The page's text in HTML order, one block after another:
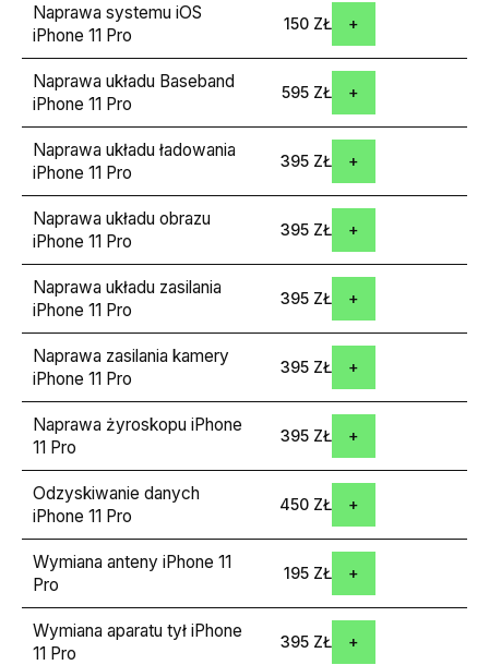
Naprawa systemu iOS
iPhone 11 Pro
150 ZŁ
Naprawa układu Baseband
iPhone 11 Pro
595 ZŁ
Naprawa układu ładowania
iPhone 11 Pro
395 ZŁ
Naprawa układu obrazu
iPhone 11 Pro
395 ZŁ
Naprawa układu zasilania
iPhone 11 Pro
395 ZŁ
Naprawa zasilania kamery
iPhone 11 Pro
395 ZŁ
Naprawa żyroskopu iPhone
11 Pro
395 ZŁ
Odzyskiwanie danych
iPhone 11 Pro
450 ZŁ
Wymiana anteny iPhone 11
Pro
195 ZŁ
Wymiana aparatu tył iPhone
11 Pro
395 ZŁ